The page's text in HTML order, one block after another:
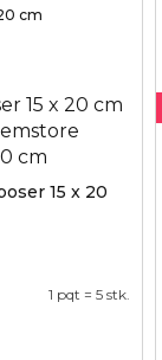
cm
15 x 20
1 pqt = 5 stk.